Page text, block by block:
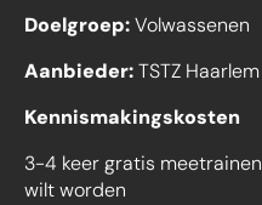
Doelgroep:Volwassenen
Aanbieder:TSTZ Haarlem
Kennismakingskosten
3-4 keer gratis
wilt worden